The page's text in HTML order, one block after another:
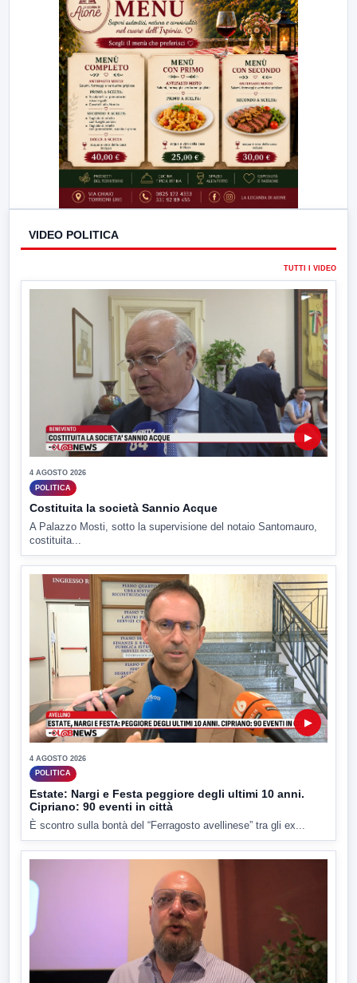
VIDEO POLITICA
TUTTI I VIDEO
▶
4 AGOSTO 2026
POLITICA
Costituita la società Sannio Acque
A Palazzo Mosti, sotto la supervisione del notaio Santomauro,
costituita...
▶
4 AGOSTO 2026
POLITICA
Estate: Nargi e Festa peggiore degli ultimi 10 anni.
Cipriano: 90 eventi in città
È scontro sulla bontà del “Ferragosto avellinese” tra gli ex...